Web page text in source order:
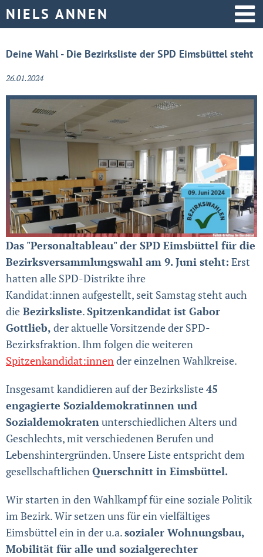
Aktive Politik
Über mich
Deine Wahl - Die Bezirksliste der SPD Eimsbüttel steht
26.01.2024
Das "Personaltableau" der SPD Eimsbüttel für die
Bezirksversammlungswahl am 9. Juni steht: Erst
hatten alle SPD-Distrikte ihre
Kandidat:innen aufgestellt, seit Samstag steht auch
die Bezirksliste.Spitzenkandidat ist Gabor
Gottlieb, der aktuelle Vorsitzende der SPD-
Bezirksfraktion. Ihm folgen die weiteren
Spitzenkandidat:innender einzelnen Wahlkreise.
Insgesamt kandidieren auf der Bezirksliste45
engagierte Sozialdemokratinnen und
Sozialdemokratenunterschiedlichen Alters und
Geschlechts, mit verschiedenen Berufen und
Lebenshintergründen. Unsere Liste entspricht dem
gesellschaftlichenQuerschnitt in Eimsbüttel.
Wir starten in den Wahlkampf für eine soziale Politik
im Bezirk. Wir setzen uns für ein vielfältiges
Eimsbüttel ein in der u.a.sozialer Wohnungsbau,
Mobilität für alle und sozialgerechter